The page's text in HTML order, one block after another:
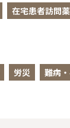
在宅患者訪問
労災 難病